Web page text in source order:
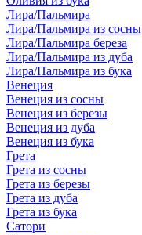
Лира/Пальмира
Лира/Пальмира из сосны
Лира/Пальмира береза
Лира/Пальмира из дуба
Лира/Пальмира из бука
Венеция
Венеция из сосны
Венеция из березы
Венеция из дуба
Венеция из бука
Грета
Грета из сосны
Грета из березы
Грета из дуба
Грета из бука
Сатори